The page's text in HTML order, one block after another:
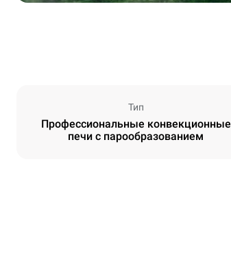
Тип
Профессиональные конвекционные
печи с парообразованием